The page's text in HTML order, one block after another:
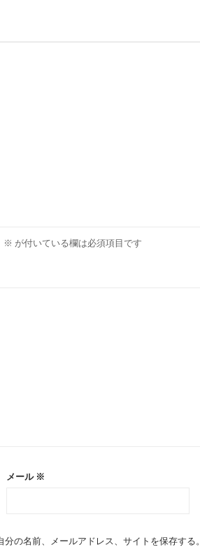
※ が付いている欄は必須項目です
メール ※
の名前、メールアドレス、サイトを保存する。